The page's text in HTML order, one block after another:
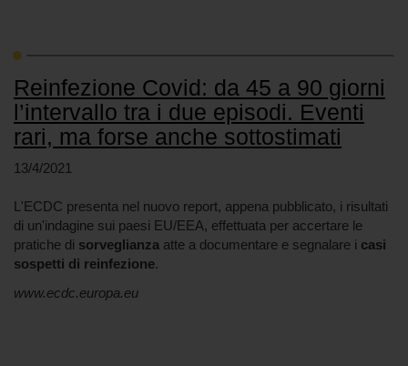
Reinfezione Covid: da 45 a 90 giorni
l’intervallo tra i due episodi. Eventi
rari, ma forse anche sottostimati
13/4/2021
L'ECDC presenta nel nuovo report, appena pubblicato, i risultati
di un'indagine sui paesi EU/EEA, effettuata per accertare le
pratiche di sorveglianza atte a documentare e segnalare i casi
sospetti di reinfezione.
www.ecdc.europa.eu